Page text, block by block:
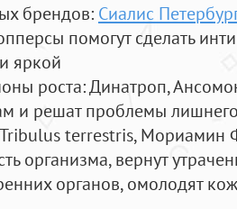
брендов: Сиалис
помогут сделать
яркой
роста: Динатроп,
и решат проблемы
Tribulus terrestris, Мориамин
организма, вернут
органов, омолодят